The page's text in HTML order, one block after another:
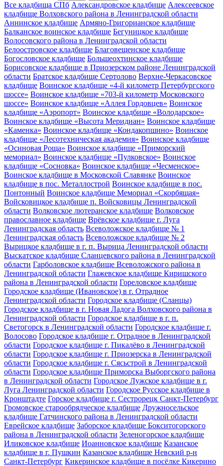
Все кладбища СПб Александровское кладбище Алексеевское
кладбище Волховского района в Ленинградской области
Аннинское кладбище Армяно-Григорианское кладбище
Балканское воинское кладбище Бегуницкое кладбище
Волосовского района в Ленинградской области
Белоостровское кладбище Благовещенское кладбище
Богословское кладбище Большеохтинское кладбище
Борисовское кладбище в Приозерском районе Ленинградской
области Братское кладбище Сертолово Верхне-Черкасовское
кладбище Воинское кладбище «4-й километр Петербургского
шоссе» Воинское кладбище «703-й километр Московского
шоссе» Воинское кладбище «Аллея Гордовцев» Воинское
кладбище «Аэропорт» Воинское кладбище «Володарское»
Воинское кладбище «Высота Меридиан» Воинское кладбище
«Каменка» Воинское кладбище «Кондакопшино» Воинское
кладбище «Лесотехническая академия» Воинское кладбище
«Осиновая Роща» Воинское кладбище «Приморский
мемориал» Воинское кладбище «Пулковское» Воинское
кладбище «Сосновка» Воинское кладбище «Чесменское»
Воинское кладбище в Московской Славянке Воинское
кладбище в пос. Металлострой Воинское кладбище в пос.
Понтонный Воинское кладбище Мемориал «Скорбящая»
Войсковицкое кладбище п. Войсковицы Ленинградской
области Волковское лютеранское кладбище Волковское
православное кладбище Врёвское кладбище г. Луга
Ленинградская область Всеволожское кладбище № 1
Ленинградская область Всеволожское кладбище № 2
Вырицкое кладбище в г. п. Вырица Ленинградской области
Выскатское кладбище Сланцевского района в Ленинградской
области Гарболовское кладбище Всеволожского района в
Ленинградской области Глажевское кладбище Киришского
района в Ленинградской области Гореловское кладбище
Городское кладбище (Ивановское) в г. Отрадное
Ленинградской области Городское кладбище (Сланцы)
Городское кладбище в г. Новая Ладога Волховского района в
Ленинградской области Городское кладбище в г. п.
Светогорск в Ленинградской области Городское кладбище г.
Волосово Городское кладбище г. Отрадное в Ленинградской
области Городское кладбище г. Пикалёво в Ленинградской
области Городское кладбище г. Приозерска в Ленинградской
области Городское кладбище г. Сясьстрой в Ленинградской
области Городское кладбище Приморска Выборгского района
в Ленинградской области Городское Лужское кладбище в г.
Луга Ленинградской области Городское Русское кладбище в
Кронштадте Горское кладбище г. Сестрорецк Санкт-Петербург
Громовское старообрядческое кладбище Дружносельское
кладбище Гатчинского района в Ленинградской области
Еврейское кладбище Заборское кладбище Бокситогорского
района в Ленинградской области Зеленогорское кладбище
Иликовское кладбище Иоанновское кладбище Казанское
кладбище в г. Пушкин Казанское кладбище Невский р-н
Санкт-Петербург Кикеринское кладбище в посёлке Кикерино